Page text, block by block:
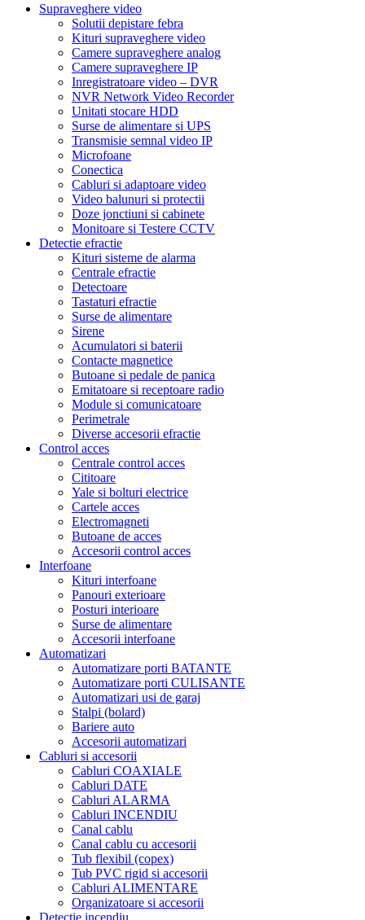
Supraveghere video
Solutii depistare febra
Kituri supraveghere video
Camere supraveghere analog
Camere supraveghere IP
Inregistratoare video – DVR
NVR Network Video Recorder
Unitati stocare HDD
Surse de alimentare si UPS
Transmisie semnal video IP
Microfoane
Conectica
Cabluri si adaptoare video
Video balunuri si protectii
Doze jonctiuni si cabinete
Monitoare si Testere CCTV
Detectie efractie
Kituri sisteme de alarma
Centrale efractie
Detectoare
Tastaturi efractie
Surse de alimentare
Sirene
Acumulatori si baterii
Contacte magnetice
Butoane si pedale de panica
Emitatoare si receptoare radio
Module si comunicatoare
Perimetrale
Diverse accesorii efractie
Control acces
Centrale control acces
Cititoare
Yale si bolturi electrice
Cartele acces
Electromagneti
Butoane de acces
Accesorii control acces
Interfoane
Kituri interfoane
Panouri exterioare
Posturi interioare
Surse de alimentare
Accesorii interfoane
Automatizari
Automatizare porti BATANTE
Automatizare porti CULISANTE
Automatizari usi de garaj
Stalpi (bolard)
Bariere auto
Accesorii automatizari
Cabluri si accesorii
Cabluri COAXIALE
Cabluri DATE
Cabluri ALARMA
Cabluri INCENDIU
Canal cablu
Canal cablu cu accesorii
Tub flexibil (copex)
Tub PVC rigid si accesorii
Cabluri ALIMENTARE
Organizatoare si accesorii
Detectie incendiu